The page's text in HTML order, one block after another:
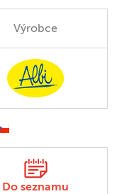
Výrobce
Do seznamu